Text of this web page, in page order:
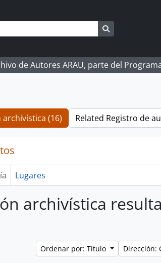
de Autores ARAU, parte del
(16) Related Registro de
Lugares
archivística
Ordenar por: Título Dirección: